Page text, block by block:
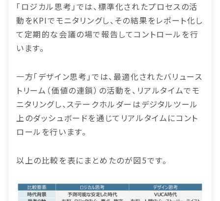
「ロジカル思考」では、標準化されたプロセスの活
動をKPIでモニタリングし、その結果をレポート化し
て定期的な会議の場で報告してコントロールを行
います。
一方「デザイン思考」では、最適化されたバリュース
トリーム（価値の連鎖）の活動を、リアルタイムでモ
ニタリングし、ステークホルダーはデジタルツール
上のダッシュボードを通じてリアルタイムにコント
ロールを行います。
以上の比較を表にまとめたのが図5です。